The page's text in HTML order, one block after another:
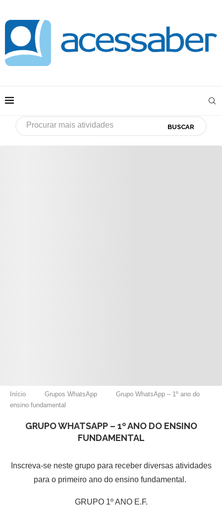
BUSCAR
Início Grupos WhatsApp
Grupo WhatsApp – 1º ano do
ensino fundamental
GRUPO WHATSAPP – 1º ANO DO ENSINO
FUNDAMENTAL
Inscreva-se neste grupo para receber diversas atividades
para o primeiro ano do ensino fundamental.
GRUPO 1º ANO E.F.